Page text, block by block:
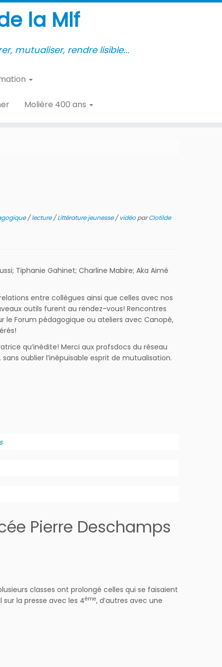
la Mlf
mutualiser, rendre lisible...
Molière 400 ans
/lecture/Littérature jeunesse/vidéo parClotilde
Tiphanie Gahinet; Charline Mabire; Aka Aimé
entre collègues ainsi que celles avec nos
outils furent au rendez-vous! Rencontres
le Forum pédagogique ou ateliers avec Canopé,
qu’inédite! Merci aux profsdocs du réseau
oublier l’inépuisable esprit de mutualisation.
Pierre Deschamps
classes ont prolongé celles qui se faisaient
sur la presse avec les 4ème, d’autres avec une